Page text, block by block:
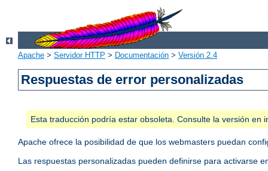
Apache > Servidor HTTP > Documentación > Versión 2.4
Respuestas de error personalizadas
Esta traducción podría estar obsoleta. Consulte la versión
Apache ofrece la posibilidad de que los webmasters puedan
Las respuestas personalizadas pueden definirse para activarse